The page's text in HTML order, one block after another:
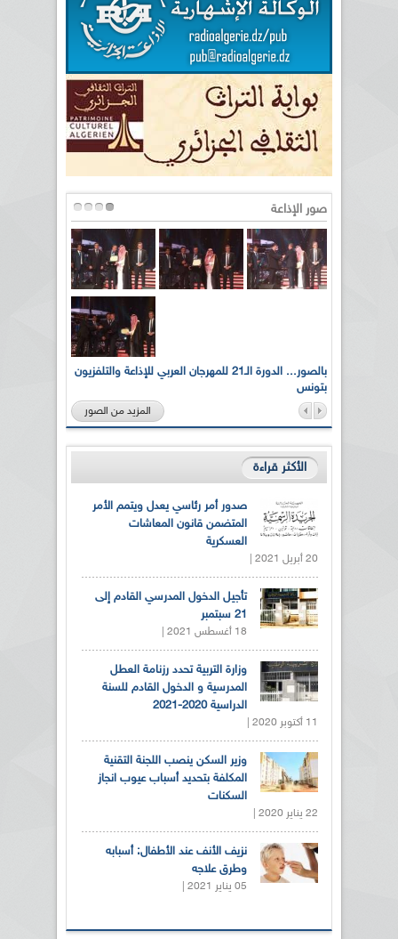
صور الإذاعة
بالصور... الدورة الـ21 للمهرجان العربي للإذاعة والتلفزيون
بتونس
المزيد من الصور
الأكثر قراءة
صدور أمر رئاسي يعدل ويتمم الأمر
المتضمن قانون المعاشات
العسكرية
20 أبريل 2021 |
تأجيل الدخول المدرسي القادم إلى
21 سبتمبر
18 أغسطس 2021 |
وزارة التربية تحدد رزنامة العطل
المدرسية و الدخول القادم للسنة
الدراسية 2020-2021
11 أكتوبر 2020 |
وزير السكن ينصب اللجنة التقنية
المكلفة بتحديد أسباب عيوب انجاز
السكنات
22 يناير 2020 |
نزيف الأنف عند الأطفال: أسبابه
وطرق علاجه
05 يناير 2021 |